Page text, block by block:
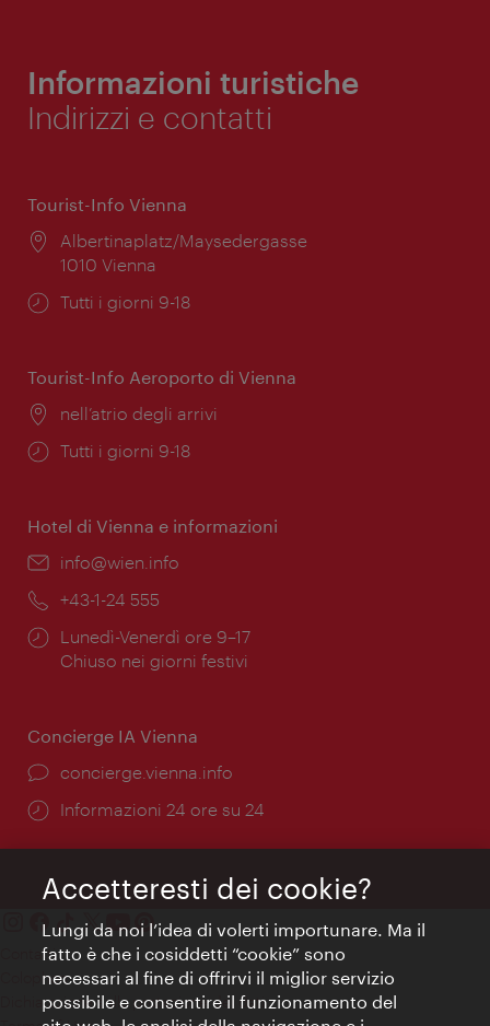
Informazioni turistiche
Indirizzi e contatti
Tourist-Info Vienna
Posizione:
Albertinaplatz/Maysedergasse
1010 Vienna
Orari
Tutti i giorni 9-18
Tourist-Info Aeroporto di Vienna
Posizione:
nell’atrio degli arrivi
Orari
Tutti i giorni 9-18
Hotel di Vienna e informazioni
Email:
info@wien.info
Telefono:
+43-1-24 555
Orari
di
Lunedì-Venerdì ore 9–17
Chiuso nei giorni festivi
Concierge IA Vienna
Ort:
concierge.vienna.info
Öffnungszeiten:
Informazioni 24 ore su 24
Contatti
Colophon
Dichiarazione sulla protezione dei dati
Accetteresti dei cookie?
Lungi da noi l’idea di volerti importunare. Ma il
fatto è che i cosiddetti “cookie” sono
necessari al fine di offrirvi il miglior servizio
possibile e consentire il funzionamento del